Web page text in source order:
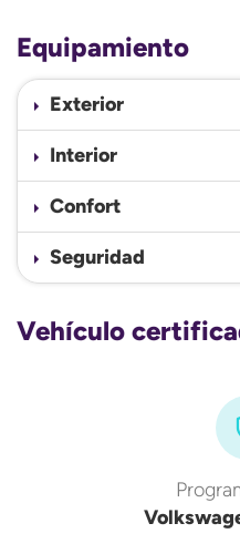
Equipamiento
Exterior
Interior
Confort
Seguridad
Vehículo